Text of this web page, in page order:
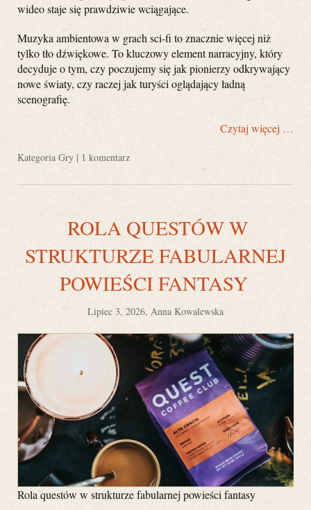
wideo staje się prawdziwie wciągające.
Muzyka ambientowa w grach sci-fi to znacznie więcej niż
tylko tło dźwiękowe. To kluczowy element narracyjny, który
decyduje o tym, czy poczujemy się jak pionierzy odkrywający
nowe światy, czy raczej jak turyści oglądający ładną
scenografię.
Czytaj więcej …
Kategoria Gry | 1 komentarz
ROLA QUESTÓW W
STRUKTURZE FABULARNEJ
POWIEŚCI FANTASY
Lipiec 3, 2026, Anna Kowalewska
Rola questów w strukturze fabularnej powieści fantasy